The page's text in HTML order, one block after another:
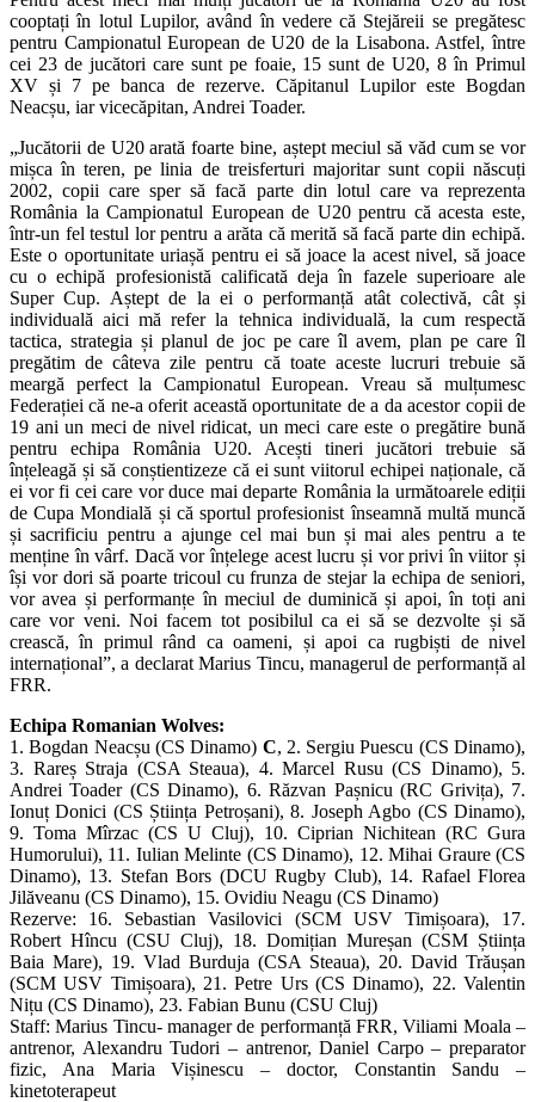
cooptați în lotul Lupilor, având în vedere că Stejăreii se pregătesc
pentru Campionatul European de U20 de la Lisabona. Astfel, între
cei 23 de jucători care sunt pe foaie, 15 sunt de U20, 8 în Primul
XV și 7 pe banca de rezerve. Căpitanul Lupilor este Bogdan
Neacșu, iar vicecăpitan, Andrei Toader.
„Jucătorii de U20 arată foarte bine, aștept meciul să văd cum se vor
mișca în teren, pe linia de treisferturi majoritar sunt copii născuți
2002, copii care sper să facă parte din lotul care va reprezenta
România la Campionatul European de U20 pentru că acesta este,
într-un fel testul lor pentru a arăta că merită să facă parte din echipă.
Este o oportunitate uriașă pentru ei să joace la acest nivel, să joace
cu o echipă profesionistă calificată deja în fazele superioare ale
Super Cup. Aștept de la ei o performanță atât colectivă, cât și
individuală aici mă refer la tehnica individuală, la cum respectă
tactica, strategia și planul de joc pe care îl avem, plan pe care îl
pregătim de câteva zile pentru că toate aceste lucruri trebuie să
meargă perfect la Campionatul European. Vreau să mulțumesc
Federației că ne-a oferit această oportunitate de a da acestor copii de
19 ani un meci de nivel ridicat, un meci care este o pregătire bună
pentru echipa România U20. Acești tineri jucători trebuie să
înțeleagă și să conștientizeze că ei sunt viitorul echipei naționale, că
ei vor fi cei care vor duce mai departe România la următoarele ediții
de Cupa Mondială și că sportul profesionist înseamnă multă muncă
și sacrificiu pentru a ajunge cel mai bun și mai ales pentru a te
menține în vârf. Dacă vor înțelege acest lucru și vor privi în viitor și
își vor dori să poarte tricoul cu frunza de stejar la echipa de seniori,
vor avea și performanțe în meciul de duminică și apoi, în toți ani
care vor veni. Noi facem tot posibilul ca ei să se dezvolte și să
crească, în primul rând ca oameni, și apoi ca rugbiști de nivel
internațional”, a declarat Marius Tincu, managerul de performanță al
FRR.
Echipa Romanian Wolves:
1. Bogdan Neacșu (CS Dinamo) C, 2. Sergiu Puescu (CS Dinamo),
3. Rareș Straja (CSA Steaua), 4. Marcel Rusu (CS Dinamo), 5.
Andrei Toader (CS Dinamo), 6. Răzvan Pașnicu (RC Grivița), 7.
Ionuț Donici (CS Știința Petroșani), 8. Joseph Agbo (CS Dinamo),
9. Toma Mîrzac (CS U Cluj), 10. Ciprian Nichitean (RC Gura
Humorului), 11. Iulian Melinte (CS Dinamo), 12. Mihai Graure (CS
Dinamo), 13. Stefan Bors (DCU Rugby Club), 14. Rafael Florea
Jilăveanu (CS Dinamo), 15. Ovidiu Neagu (CS Dinamo)
Rezerve: 16. Sebastian Vasilovici (SCM USV Timișoara), 17.
Robert Hîncu (CSU Cluj), 18. Domițian Mureșan (CSM Știința
Baia Mare), 19. Vlad Burduja (CSA Steaua), 20. David Trăușan
(SCM USV Timișoara), 21. Petre Urs (CS Dinamo), 22. Valentin
Nițu (CS Dinamo), 23. Fabian Bunu (CSU Cluj)
Staff: Marius Tincu- manager de performanță FRR, Viliami Moala –
antrenor, Alexandru Tudori – antrenor, Daniel Carpo – preparator
fizic, Ana Maria Vișinescu – doctor, Constantin Sandu –
kinetoterapeut